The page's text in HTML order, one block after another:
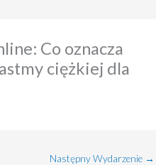
Co oznacza
ciężkiej dla
Następny Wydarzenie →